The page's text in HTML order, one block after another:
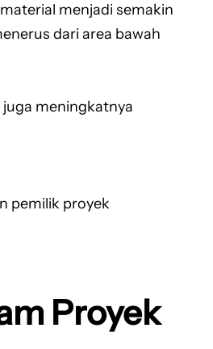
menjadi semakin
dari area bawah
meningkatnya
pemilik proyek
Proyek